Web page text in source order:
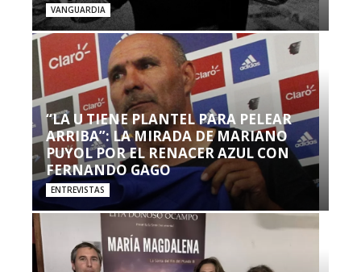
VANGUARDIA
“LA U TIENE PLANTEL PARA PELEAR
ARRIBA”: LA MIRADA DE MARIANO
PUYOL POR EL RENACER AZUL CON
FERNANDO GAGO
ENTREVISTAS